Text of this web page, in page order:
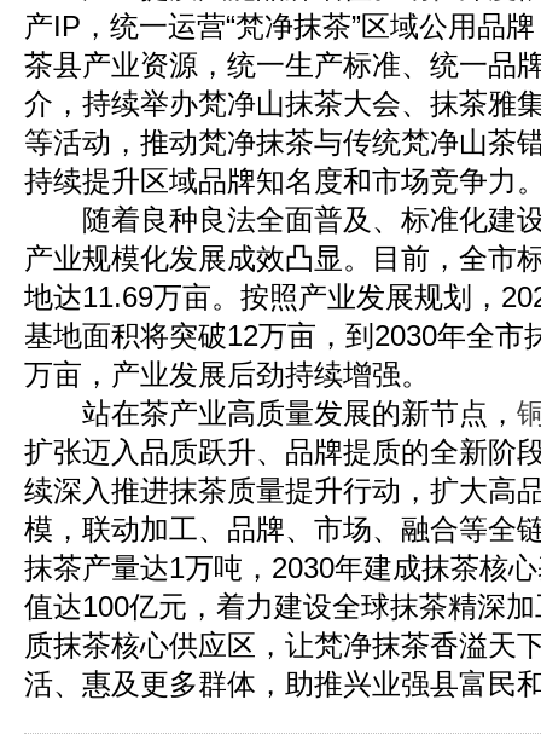
产IP，统一运营“梵净抹茶”区域公用品
茶县产业资源，统一生产标准、统一品
介，持续举办梵净山抹茶大会、抹茶雅
等活动，推动梵净抹茶与传统梵净山茶
持续提升区域品牌知名度和市场竞争力
随着良种良法全面普及、标准化建
产业规模化发展成效凸显。目前，全市
地达11.69万亩。按照产业发展规划，
基地面积将突破12万亩，到2030年全市
万亩，产业发展后劲持续增强。
站在茶产业高质量发展的新节点，
扩张迈入品质跃升、品牌提质的全新阶
续深入推进抹茶质量提升行动，扩大高
模，联动加工、品牌、市场、融合等全
抹茶产量达1万吨，2030年建成抹茶核
值达100亿元，着力建设全球抹茶精深
质抹茶核心供应区，让梵净抹茶香溢天
活、惠及更多群体，助推兴业强县富民